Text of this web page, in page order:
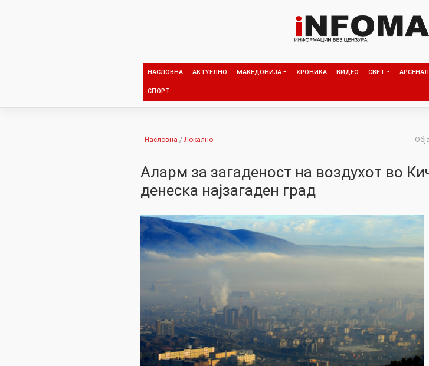
НАСЛОВНА АКТУЕЛНО МАКЕДОНИЈА ХРОНИКА ВИДЕО СВЕТ АРСЕНАЛ
СПОРТ
Насловна / Локално
Аларм за загаденост на воздухот во
денеска најзагаден град